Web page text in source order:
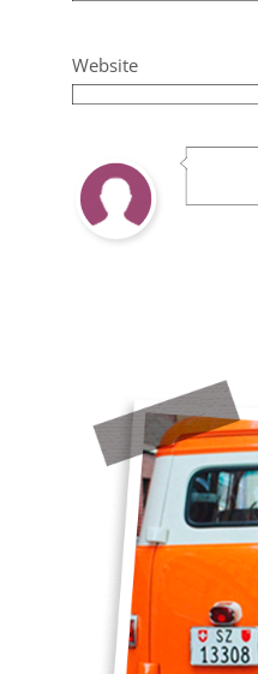
Website